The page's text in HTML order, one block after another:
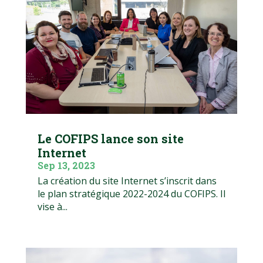
Le COFIPS lance son site
Internet
Sep 13, 2023
La création du site Internet s’inscrit dans
le plan stratégique 2022-2024 du COFIPS. Il
vise à...